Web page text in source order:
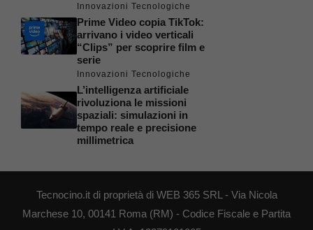
Innovazioni Tecnologiche
Prime Video copia TikTok:
arrivano i video verticali
“Clips” per scoprire film e
serie
Innovazioni Tecnologiche
L’intelligenza artificiale
rivoluziona le missioni
spaziali: simulazioni in
tempo reale e precisione
millimetrica
Tecnocino.it di proprietà di WEB 365 SRL - Via Nicola
Marchese 10, 00141 Roma (RM) - Codice Fiscale e Partita